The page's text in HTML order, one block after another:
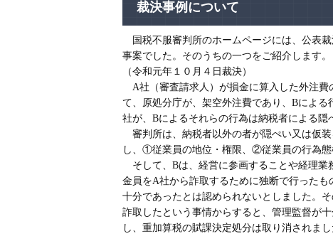
裁決事例について
国税不服審判所のホームページには、公表
事案でした。そのうちの一つをご紹介します。
（令和元年１０月４日裁決）
A社（審査請求人）が損金に算入した外注費
て、原処分庁が、架空外注費であり、Bによ
社が、Bによるそれらの行為は納税者による隠
審判所は、納税者以外の者が隠ぺい又は仮
し、①従業員の地位・権限、②従業員の行為
そして、Bは、経営に参画することや経理業
金員をA社から詐取するために独断で行った
十分であったとは認められないとしました。
詐取したという事情からすると、管理監督が
し、重加算税の賦課決定処分は取り消されまし